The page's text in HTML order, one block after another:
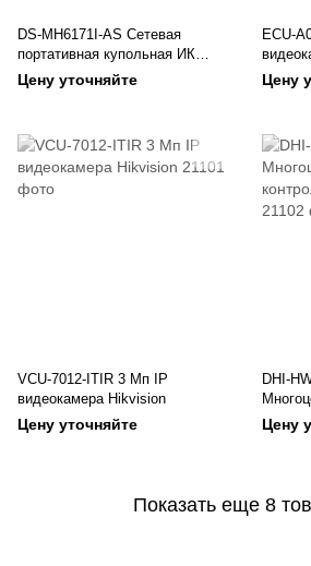
DS-MH6171I-AS Сетевая
портативная купольная ИК
видеокамера Hikvision
Цену уточняйте
ECU-
Цену
VCU-7012-ITIR 3 Мп IP
видеокамера Hikvision
Цену уточняйте
DHI-
Цену
Показать еще 8